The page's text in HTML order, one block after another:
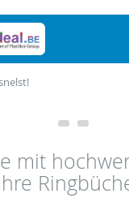
huis
mit